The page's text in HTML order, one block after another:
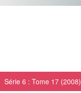
Série 6 : Tome 17 (2008)